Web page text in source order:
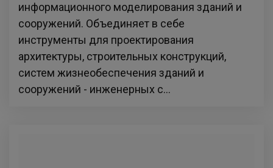
информационного моделирования зданий и
сооружений. Объединяет в себе
инструменты для проектирования
архитектуры, строительных конструкций,
систем жизнеобеспечения зданий и
сооружений - инженерных с...